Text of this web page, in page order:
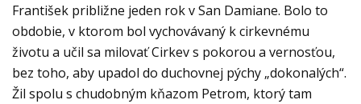
František približne jeden rok v San Damiane. Bolo to
obdobie, v ktorom bol vychovávaný k cirkevnému
životu a učil sa milovať Cirkev s pokorou a vernosťou,
bez toho, aby upadol do duchovnej pýchy „dokonalých“.
Žil spolu s chudobným kňazom Petrom, ktorý tam